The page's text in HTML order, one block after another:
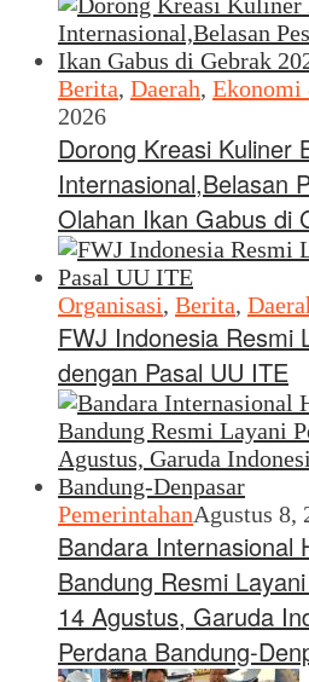
Berita, Daerah,
2026
Dorong Kreasi Kuliner
Internasional,Belasan
Olahan Ikan Gabus di
Organisasi, Berita,
FWJ Indonesia Resmi
dengan Pasal UU ITE
PemerintahanAgustus 8,
Bandara Internasional
Bandung Resmi
14 Agustus, Garuda
Perdana Bandung-